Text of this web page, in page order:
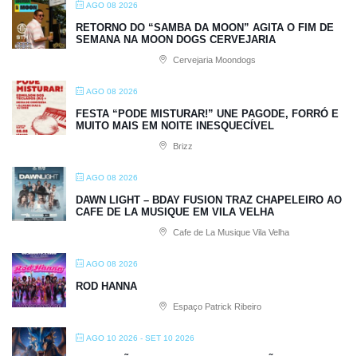
AGO 08 2026
RETORNO DO “SAMBA DA MOON” AGITA O FIM DE
SEMANA NA MOON DOGS CERVEJARIA
Cervejaria Moondogs
AGO 08 2026
FESTA “PODE MISTURAR!” UNE PAGODE, FORRÓ E
MUITO MAIS EM NOITE INESQUECÍVEL
Brizz
AGO 08 2026
DAWN LIGHT – BDAY FUSION TRAZ CHAPELEIRO AO
CAFE DE LA MUSIQUE EM VILA VELHA
Cafe de La Musique Vila Velha
AGO 08 2026
ROD HANNA
Espaço Patrick Ribeiro
AGO 10 2026 - SET 10 2026